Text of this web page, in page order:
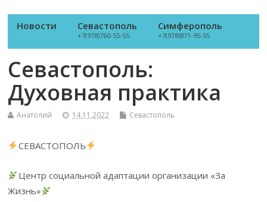
Новости Севастополь
+7(978)760-55-55
Симферополь
+7(978)871-95-55
Севастополь:
Духовная практика
Анатолий 14.11.2022 Севастополь
СЕВАСТОПОЛЬ
Центр социальной адаптации организации «За
Жизнь»